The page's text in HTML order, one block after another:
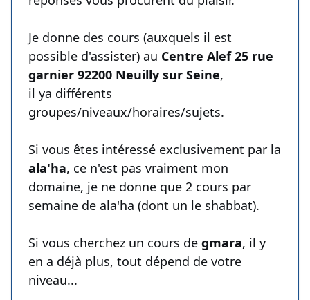
Je donne des cours (auxquels il est
possible d'assister) au Centre Alef 25 rue
garnier 92200 Neuilly sur Seine,
il ya différents
groupes/niveaux/horaires/sujets.
Si vous êtes intéressé exclusivement par la
ala'ha, ce n'est pas vraiment mon
domaine, je ne donne que 2 cours par
semaine de ala'ha (dont un le shabbat).
Si vous cherchez un cours de gmara, il y
en a déjà plus, tout dépend de votre
niveau...